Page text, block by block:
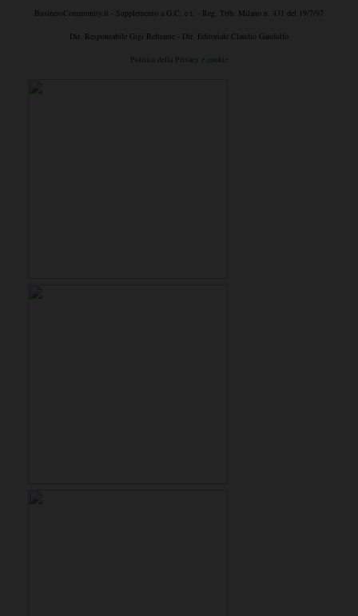
BusinessCommunity.it - Supplemento a G.C. e t. - Reg. Trib. Milano n. 431 del 19/7/97
Dir. Responsabile Gigi Beltrame - Dir. Editoriale Claudio Gandolfo
Politica della Privacy e cookie